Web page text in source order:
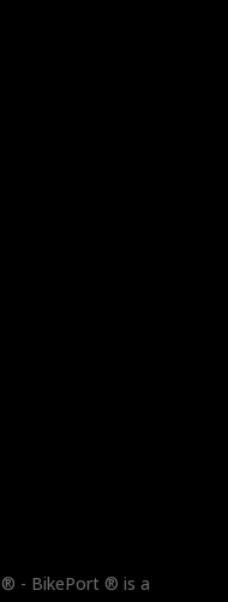
® - BikePort ® is a